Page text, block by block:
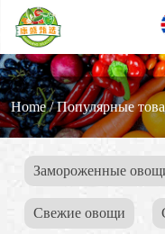
Home/Популярные
Замороженные
Свежие овощи